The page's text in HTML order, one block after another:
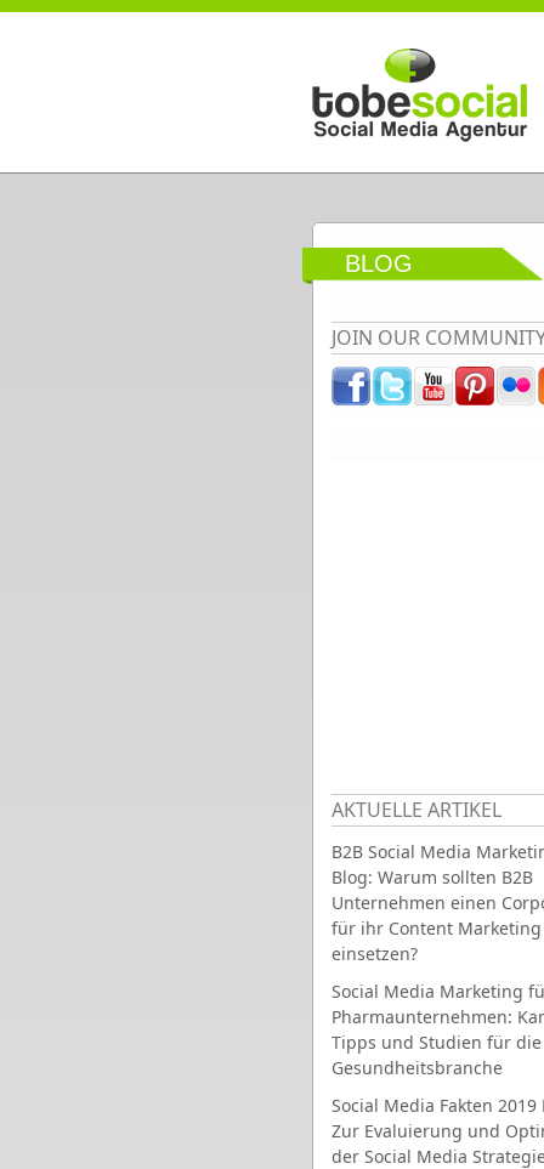
Direkt zum Inhalt
BLOG
JOIN OUR
AKTUELLE ARTIKEL
B2B Social Media
Blog: Warum sollten B2B
Unternehmen einen
für ihr Content Marketing
einsetzen?
Social Media Marketing
Pharmaunternehmen:
Tipps und Studien für die
Gesundheitsbranche
Social Media Fakten 2019
Zur Evaluierung und
der Social Media